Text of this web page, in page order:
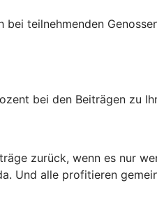
teilnehmenden
bei den Beiträgen zu
zurück, wenn es nur
Und alle profitieren